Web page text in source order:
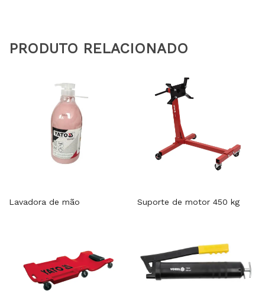
PRODUTO RELACIONADO
Lavadora de mão Suporte de motor 450 kg